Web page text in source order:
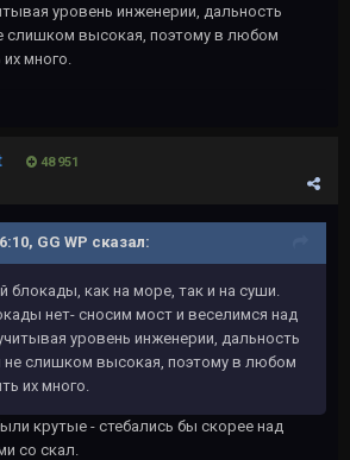
уровень инженерии, дальность
слишком высокая, поэтому в любом
их много.
48 951
GG WP сказал:
блокады, как на море, так и на суши.
нет- сносим мост и веселимся над
уровень инженерии, дальность
не слишком высокая, поэтому в любом
их много.
крутые - стебались бы скорее над
со скал.